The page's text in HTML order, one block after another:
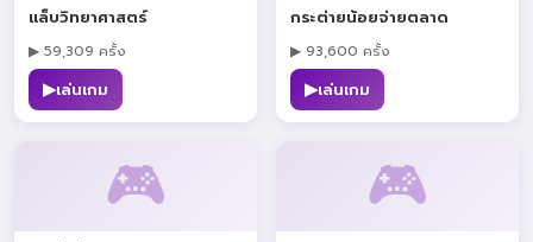
แล็บวิทยาศาสตร์
▶ 59,309 ครั้ง
▶เล่นเกม
กระต่ายน้อยจ่ายตลาด
▶ 93,600 ครั้ง
▶เล่นเกม
🎮 🎮